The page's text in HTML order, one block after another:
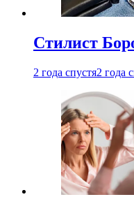
Стилист
2 года спустя2 года